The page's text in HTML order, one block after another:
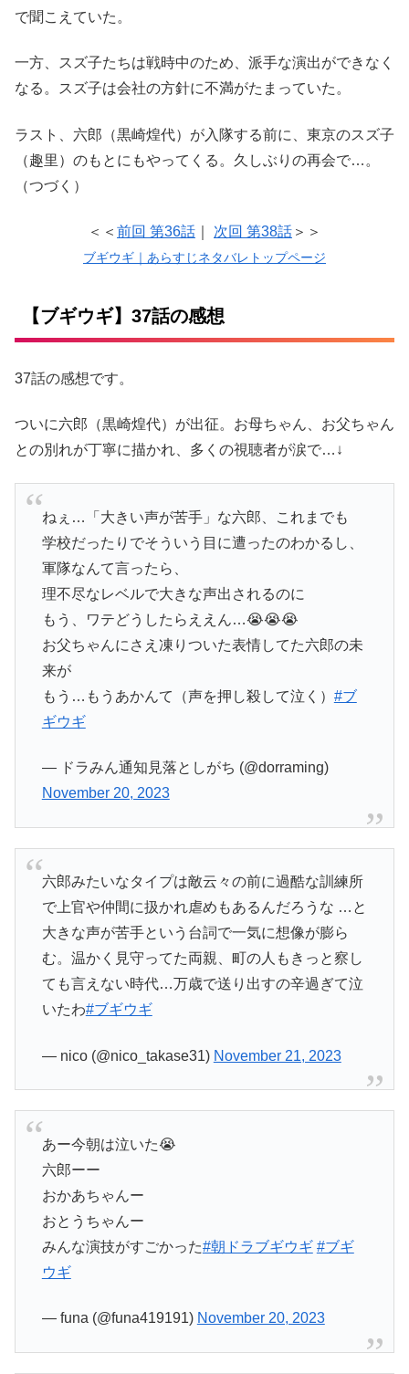
で聞こえていた。
一方、スズ子たちは戦時中のため、派手な演出ができなく
なる。スズ子は会社の方針に不満がたまっていた。
ラスト、六郎（黒崎煌代）が入隊する前に、東京のスズ子
（趣里）のもとにもやってくる。久しぶりの再会で…。
（つづく）
＜＜ 前回 第36話 次回 第38話 ＞＞
ブギウギ｜あらすじネタバレトップページ
【ブギウギ】37話の感想
37話の感想です。
ついに六郎（黒崎煌代）が出征。お母ちゃん、お父ちゃん
との別れが丁寧に描かれ、多くの視聴者が涙で…↓
ねぇ…「大きい声が苦手」な六郎、これまでも
学校だったりでそういう目に遭ったのわかるし、
軍隊なんて言ったら、
理不尽なレベルで大きな声出されるのに
もう、ワテどうしたらええん…😭😭😭
お父ちゃんにさえ凍りついた表情してた六郎の未
来が
もう…もうあかんて（声を押し殺して泣く） #ブ
ギウギ
— ドラみん通知見落としがち (@dorraming)
November 20, 2023
六郎みたいなタイプは敵云々の前に過酷な訓練所
で上官や仲間に扱かれ虐めもあるんだろうな …と
大きな声が苦手という台詞で一気に想像が膨ら
む。温かく見守ってた両親、町の人もきっと察し
ても言えない時代…万歳で送り出すの辛過ぎて泣
いたわ#ブギウギ
— nico (@nico_takase31) November 21, 2023
あー今朝は泣いた😭
六郎ーー
おかあちゃんー
おとうちゃんー
みんな演技がすごかった#朝ドラブギウギ #ブギ
ウギ
— funa (@funa419191) November 20, 2023